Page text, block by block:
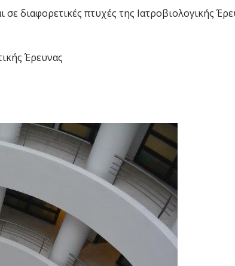
σε διαφορετικές πτυχές της Ιατροβιολογικής
Έρευνας